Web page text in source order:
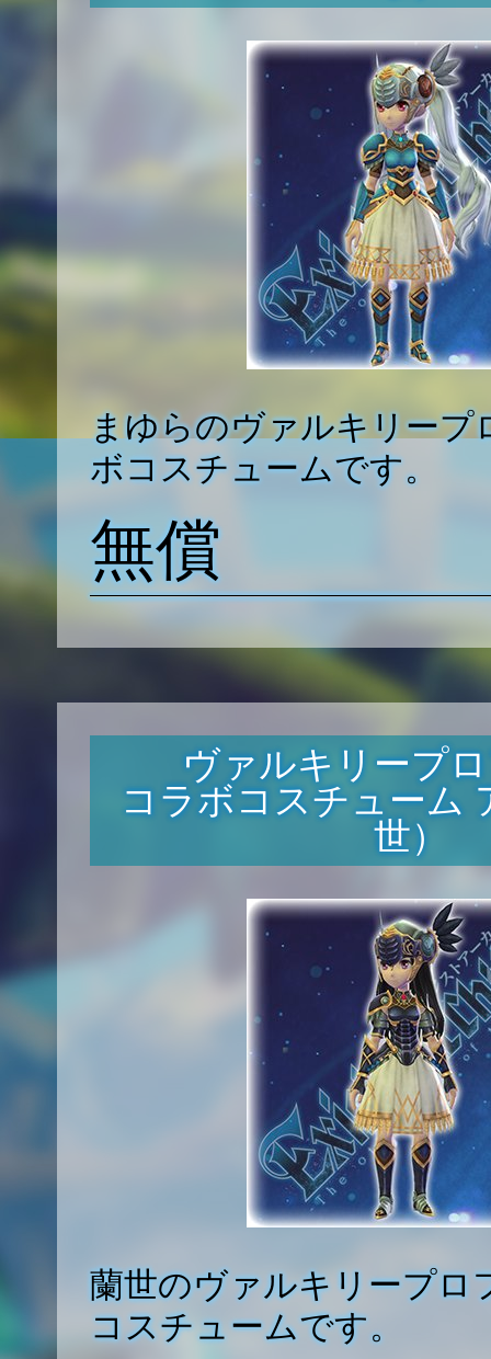
まゆらのヴァルキリープ
ボコスチュームです。
無償
ヴァルキリープ
コラボコスチューム
世）
蘭世のヴァルキリープロ
コスチュームです。